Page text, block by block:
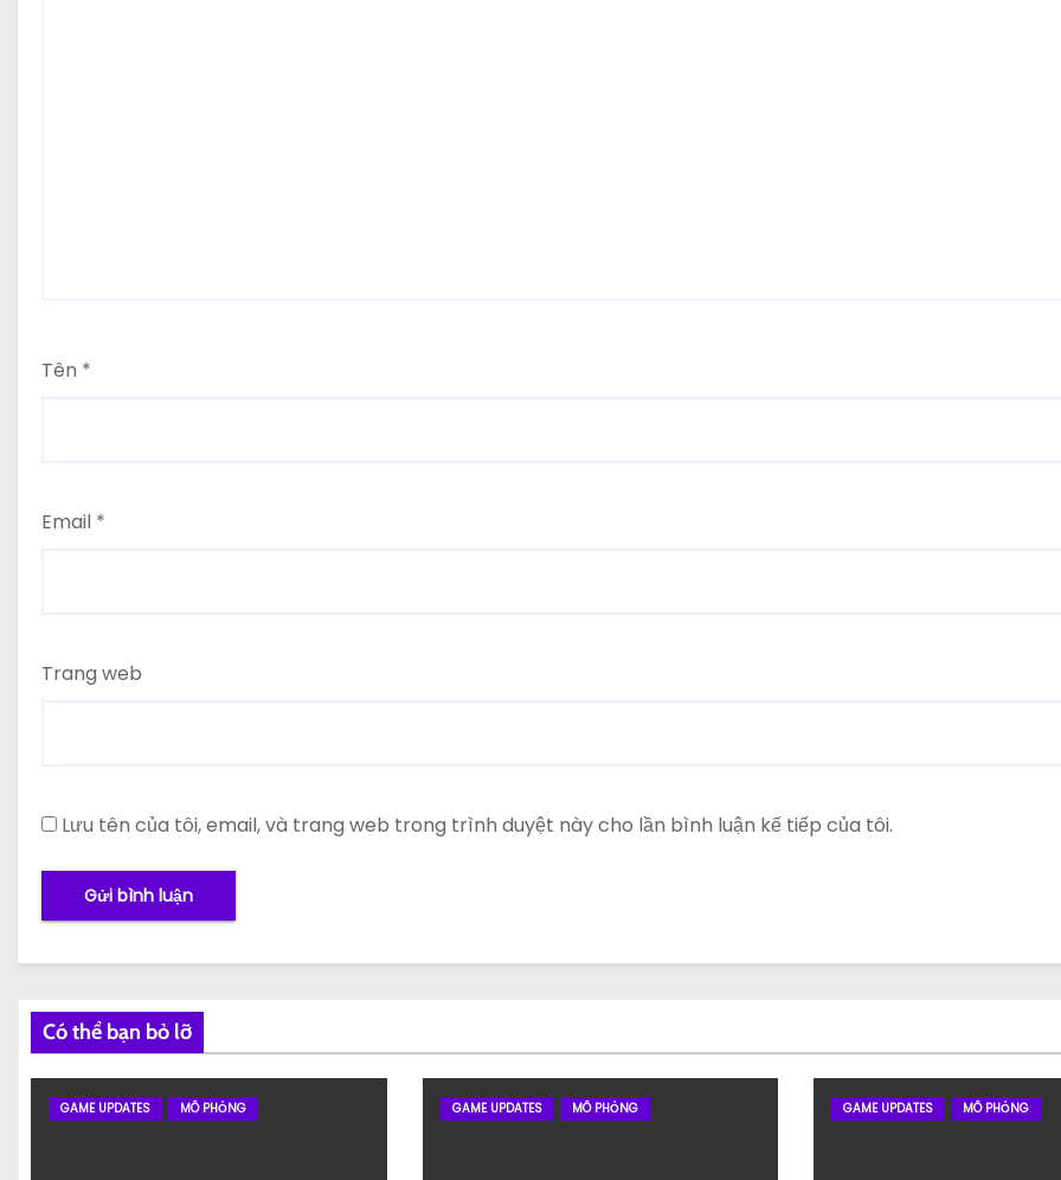
Tên *
Email *
Trang web
Lưu tên của tôi, email, và trang web trong trình duyệt này cho lần bình luận kế tiếp của tôi.
Có thể bạn bỏ lỡ
GAME UPDATES MÔ PHỎNG GAME UPDATES MÔ PHỎNG GAME UPDATES MÔ PHỎNG